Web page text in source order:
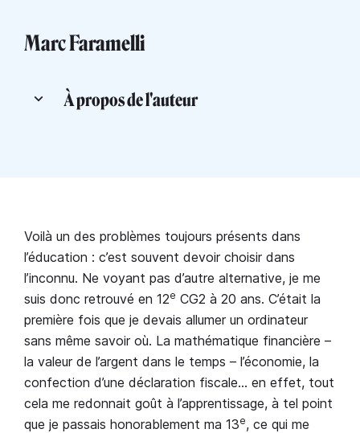
Marc Faramelli
À propos de l'auteur
Voilà un des problèmes toujours présents dans
l’éducation : c’est souvent devoir choisir dans
l’inconnu. Ne voyant pas d’autre alternative, je me
suis donc retrouvé en 12e CG2 à 20 ans. C’était la
première fois que je devais allumer un ordinateur
sans même savoir où. La mathématique financière –
la valeur de l’argent dans le temps – l’économie, la
confection d’une déclaration fiscale… en effet, tout
cela me redonnait goût à l’apprentissage, à tel point
que je passais honorablement ma 13e, ce qui me